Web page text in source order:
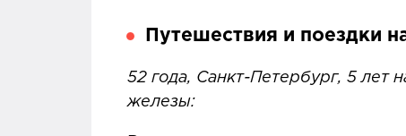
Путешествия и поездки
52 года, Санкт-Петербург, 5 лет
железы: